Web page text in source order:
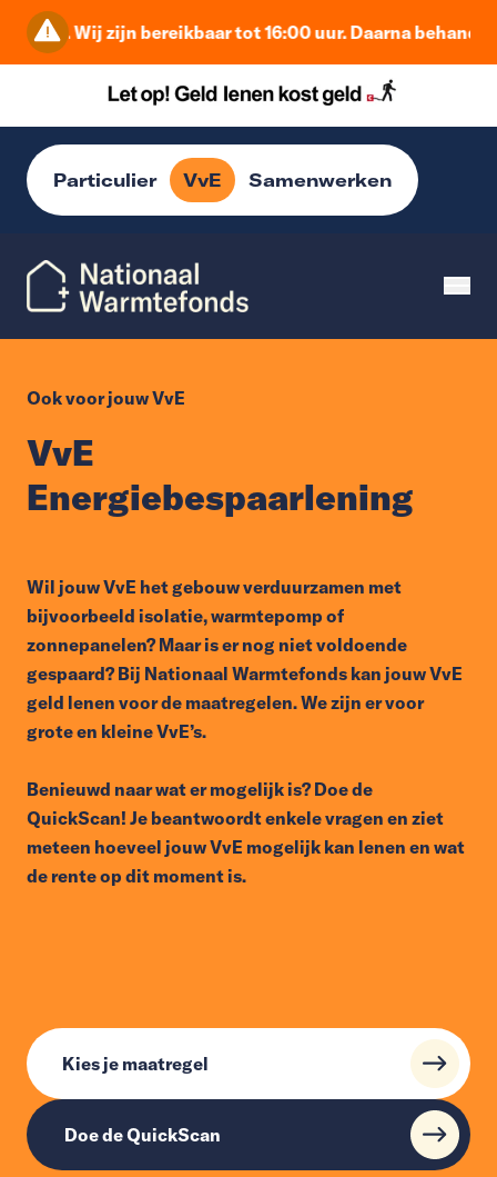
zijn bereikbaar tot 16:00 uur. Daarna behandelen we
Particulier VvE Samenwerken
Ook voor jouw VvE
VvE
Energiebespaarlening
Wil jouw VvE het gebouw verduurzamen met
bijvoorbeeld isolatie, warmtepomp of
zonnepanelen? Maar is er nog niet voldoende
gespaard? Bij Nationaal Warmtefonds kan jouw VvE
geld lenen voor de maatregelen. We zijn er voor
grote en kleine VvE’s.
Benieuwd naar wat er mogelijk is? Doe de
QuickScan! Je beantwoordt enkele vragen en ziet
meteen hoeveel jouw VvE mogelijk kan lenen en wat
de rente op dit moment is.
Kies je maatregel
Doe de QuickScan